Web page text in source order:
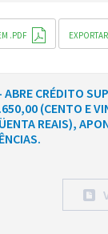
.PDF
CRÉDITO
(CENTO E
REAIS),